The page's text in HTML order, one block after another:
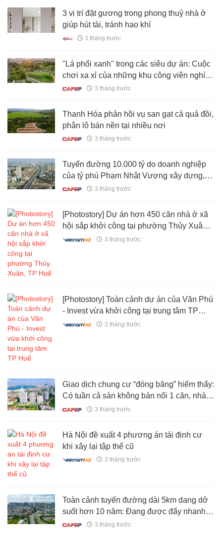
3 vị trí đặt gương trong phong thuỷ nhà ở
giúp hút tài, tránh hao khí
3 tháng trước
"Lá phổi xanh" trong các siêu dự án: Cuộc
chơi xa xỉ của những khu công viên nghìn
tỷ tại TP.HCM3 tháng trước
Thanh Hóa phản hồi vụ san gạt cả quả đồi,
phân lô bán nền tại nhiều nơi
3 tháng trước
Tuyến đường 10.000 tỷ do doanh nghiệp
của tỷ phú Phạm Nhật Vượng xây dựng,
sở hữu công nghệ chưa từng có trong
3 tháng trước
[Photostory] Dự án hơn 450 căn nhà ở xã
hội sắp khởi công tại phường Thủy Xuân,
TP Huế
3 tháng trước
[Photostory] Toàn cảnh dự án của Văn Phú
- Invest vừa khởi công tại trung tâm TP
Huế
3 tháng trước
Giao dịch chung cư “đóng băng” hiếm thấy:
Có tuần cả sàn không bán nổi 1 căn, nhà
đầu tư giảm kỳ vọng từ lãi tiền tỷ xuống vài
3 tháng trước
Hà Nội đề xuất 4 phương án tái định cư
khi xây lại tập thể cũ
3 tháng trước
Toàn cảnh tuyến đường dài 5km dang dở
suốt hơn 10 năm: Đang được đẩy nhanh
tiến độ, kết nối loạt khu đô thị phía Tây Hà
3 tháng trước